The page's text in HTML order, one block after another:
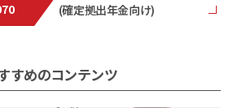
(確定拠出年金向け)
すめのコンテンツ